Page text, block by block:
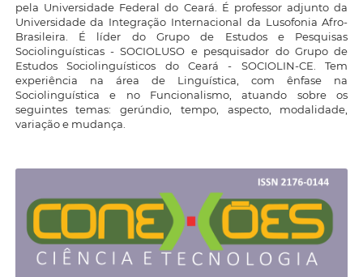
pela Universidade Federal do Ceará. É professor adjunto da
Universidade da Integração Internacional da Lusofonia Afro-
Brasileira. É líder do Grupo de Estudos e Pesquisas
Sociolinguísticas - SOCIOLUSO e pesquisador do Grupo de
Estudos Sociolinguísticos do Ceará - SOCIOLIN-CE. Tem
experiência na área de Linguística, com ênfase na
Sociolinguística e no Funcionalismo, atuando sobre os
seguintes temas: gerúndio, tempo, aspecto, modalidade,
variação e mudança.